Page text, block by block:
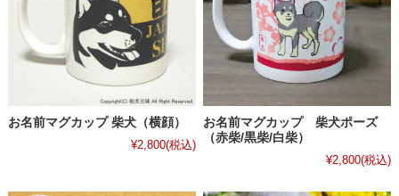
お名前マグカップ 柴犬（横顔）
¥2,800(税込)
お名前マグカップ 柴犬ポーズ
（赤柴/黒柴/白柴）
¥2,800(税込)